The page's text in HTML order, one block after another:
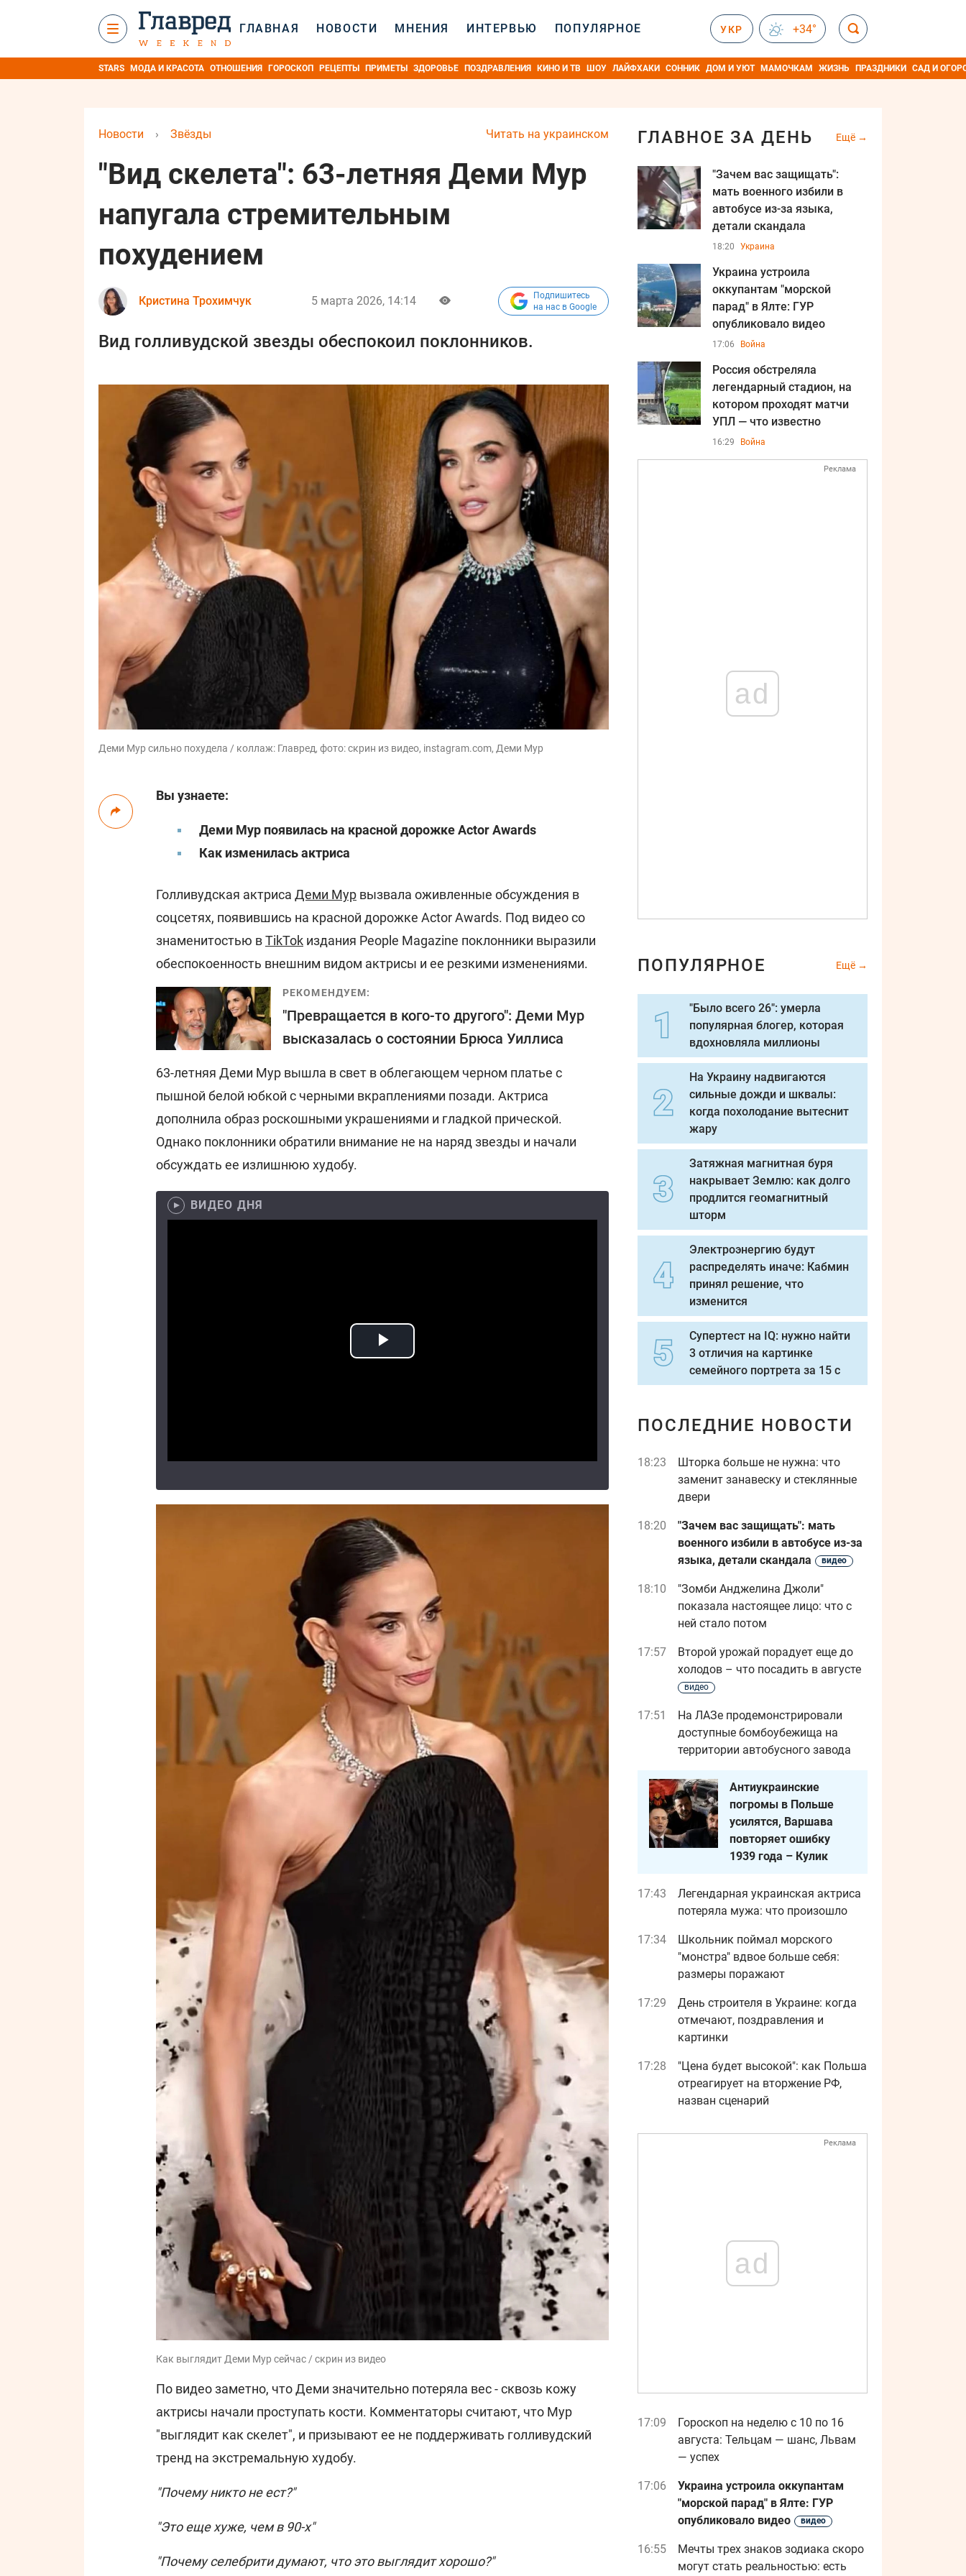
ГЛАВНАЯ НОВОСТИ МНЕНИЯ ИНТЕРВЬЮ ПОПУЛЯРНОЕ УКР +34°
STARS МОДА И КРАСОТА ОТНОШЕНИЯ ГОРОСКОП РЕЦЕПТЫ ПРИМЕТЫ ЗДОРОВЬЕ ПОЗДРАВЛЕНИЯ КИНО И ТВ ШОУ ЛАЙФХАКИ СОННИК ДОМ И УЮТ МАМОЧКАМ ЖИЗНЬ ПРАЗДНИКИ САД И
Читать на украинском
Новости › Звёзды
"Вид скелета": 63-летняя Деми Мур
напугала стремительным
похудением
Кристина Трохимчук 5 марта 2026, 14:14
Подпишитесь
на нас в Google
Вид голливудской звезды обеспокоил поклонников.
Деми Мур сильно похудела / коллаж: Главред, фото: скрин из видео, instagram.com, Деми Мур
Вы узнаете:
Деми Мур появилась на красной дорожке Actor Awards
Как изменилась актриса
Голливудская актриса Деми Мур вызвала оживленные обсуждения в
соцсетях, появившись на красной дорожке Actor Awards. Под видео со
знаменитостью вTikTok издания People Magazine поклонники выразили
обеспокоенность внешним видом актрисы и ее резкими изменениями.
РЕКОМЕНДУЕМ:
"Превращается в кого-то другого": Деми Мур
высказалась о состоянии Брюса Уиллиса
63-летняя Деми Мур вышла в свет в облегающем черном платье с
пышной белой юбкой с черными вкраплениями позади. Актриса
дополнила образ роскошными украшениями и гладкой прической.
Однако поклонники обратили внимание не на наряд звезды и начали
обсуждать ее излишнюю худобу.
ВИДЕО ДНЯ
Как выглядит Деми Мур сейчас / скрин из видео
По видео заметно, что Деми значительно потеряла вес - сквозь кожу
актрисы начали проступать кости. Комментаторы считают, что Мур
"выглядит как скелет", и призывают ее не поддерживать голливудский
тренд на экстремальную худобу.
"Почему никто не ест?"
"Это еще хуже, чем в 90-х"
"Почему селебрити думают, что это выглядит хорошо?"
ГЛАВНОЕ ЗА ДЕНЬ Ещё
"Зачем вас защищать":
мать военного избили в
автобусе из-за языка,
детали скандала
18:20 Украина
Украина устроила
оккупантам "морской
парад" в Ялте: ГУР
опубликовало видео
17:06 Война
Россия обстреляла
легендарный стадион, на
котором проходят матчи
УПЛ — что известно
16:29 Война
Реклама
ad
ПОПУЛЯРНОЕ Ещё
"Было всего 26": умерла
популярная блогер, которая
вдохновляла миллионы
На Украину надвигаются
сильные дожди и шквалы:
когда похолодание вытеснит
жару
Затяжная магнитная буря
накрывает Землю: как долго
продлится геомагнитный
шторм
Электроэнергию будут
распределять иначе: Кабмин
принял решение, что
изменится
Супертест на IQ: нужно найти
3 отличия на картинке
семейного портрета за 15 с
ПОСЛЕДНИЕ НОВОСТИ
18:23
Шторка больше не нужна: что
заменит занавеску и стеклянные
двери
18:20
"Зачем вас защищать": мать
военного избили в автобусе из-за
языка, детали скандала
видео
18:10
"Зомби Анджелина Джоли"
показала настоящее лицо: что с
ней стало потом
17:57
Второй урожай порадует еще до
холодов – что посадить в августе
видео
17:51
На ЛАЗе продемонстрировали
доступные бомбоубежища на
территории автобусного завода
Антиукраинские
погромы в Польше
усилятся, Варшава
повторяет ошибку
1939 года – Кулик
17:43
Легендарная украинская актриса
потеряла мужа: что произошло
17:34
Школьник поймал морского
"монстра" вдвое больше себя:
размеры поражают
17:29
День строителя в Украине: когда
отмечают, поздравления и
картинки
17:28
"Цена будет высокой": как Польша
отреагирует на вторжение РФ,
назван сценарий
Реклама
ad
17:09
Гороскоп на неделю с 10 по 16
августа: Тельцам — шанс, Львам
— успех
17:06
Украина устроила оккупантам
"морской парад" в Ялте: ГУР
опубликовало видео
видео
16:55
Мечты трех знаков зодиака скоро
могут стать реальностью: есть